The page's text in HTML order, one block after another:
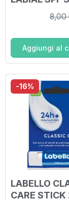
8,00
Aggiungi al
-16%
LABELLO
CARE STICK